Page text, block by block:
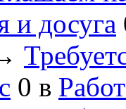
и досуга
0 в